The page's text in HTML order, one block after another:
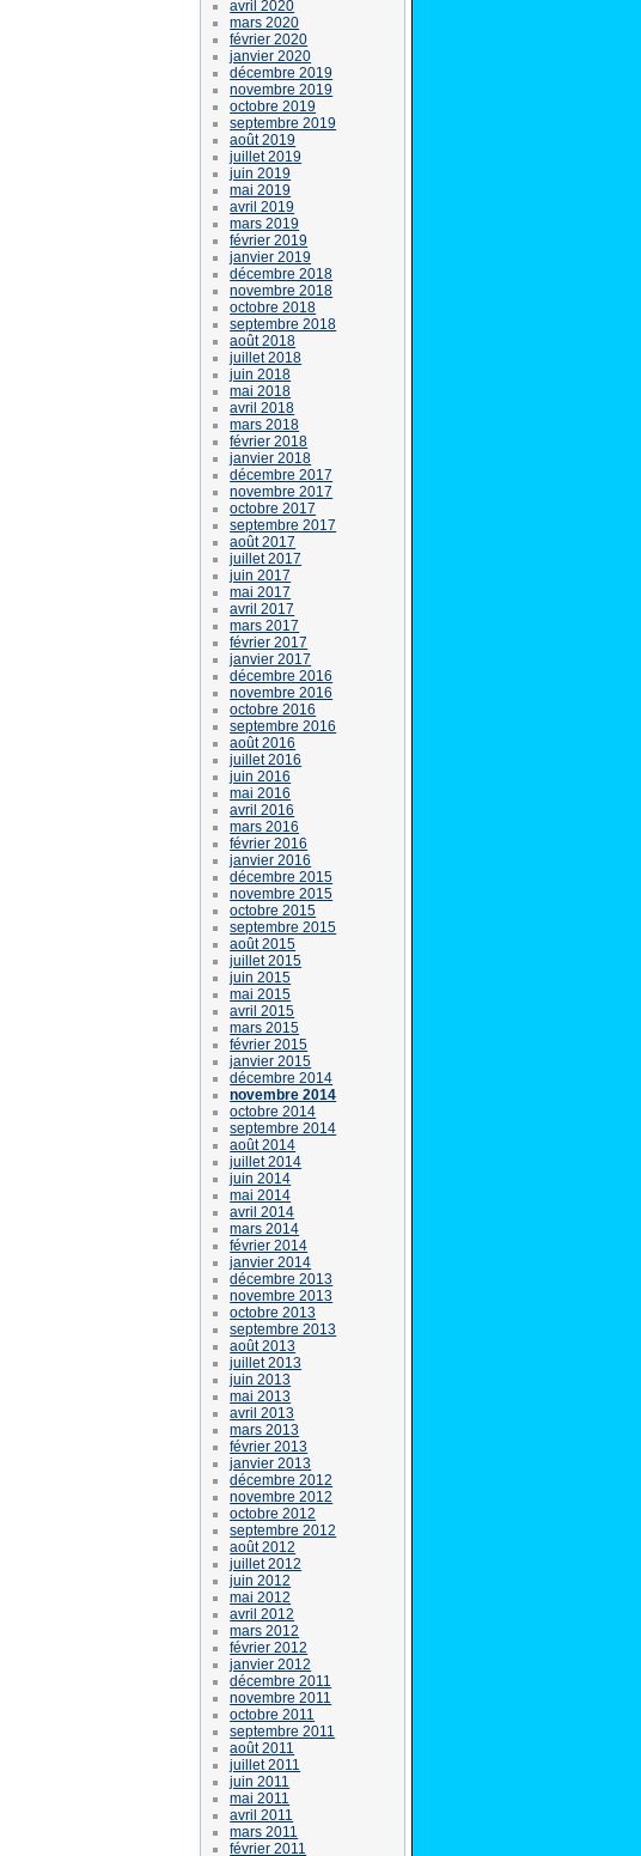
avril 2020
mars 2020
février 2020
janvier 2020
décembre 2019
novembre 2019
octobre 2019
septembre 2019
août 2019
juillet 2019
juin 2019
mai 2019
avril 2019
mars 2019
février 2019
janvier 2019
décembre 2018
novembre 2018
octobre 2018
septembre 2018
août 2018
juillet 2018
juin 2018
mai 2018
avril 2018
mars 2018
février 2018
janvier 2018
décembre 2017
novembre 2017
octobre 2017
septembre 2017
août 2017
juillet 2017
juin 2017
mai 2017
avril 2017
mars 2017
février 2017
janvier 2017
décembre 2016
novembre 2016
octobre 2016
septembre 2016
août 2016
juillet 2016
juin 2016
mai 2016
avril 2016
mars 2016
février 2016
janvier 2016
décembre 2015
novembre 2015
octobre 2015
septembre 2015
août 2015
juillet 2015
juin 2015
mai 2015
avril 2015
mars 2015
février 2015
janvier 2015
décembre 2014
novembre 2014
octobre 2014
septembre 2014
août 2014
juillet 2014
juin 2014
mai 2014
avril 2014
mars 2014
février 2014
janvier 2014
décembre 2013
novembre 2013
octobre 2013
septembre 2013
août 2013
juillet 2013
juin 2013
mai 2013
avril 2013
mars 2013
février 2013
janvier 2013
décembre 2012
novembre 2012
octobre 2012
septembre 2012
août 2012
juillet 2012
juin 2012
mai 2012
avril 2012
mars 2012
février 2012
janvier 2012
décembre 2011
novembre 2011
octobre 2011
septembre 2011
août 2011
juillet 2011
juin 2011
mai 2011
avril 2011
mars 2011
février 2011